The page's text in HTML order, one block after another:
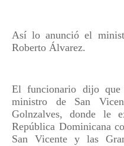
Así lo anunció el
Roberto Álvarez.
El funcionario dijo
ministro de San
Golnzalves, donde le
República Dominicana
San Vicente y las